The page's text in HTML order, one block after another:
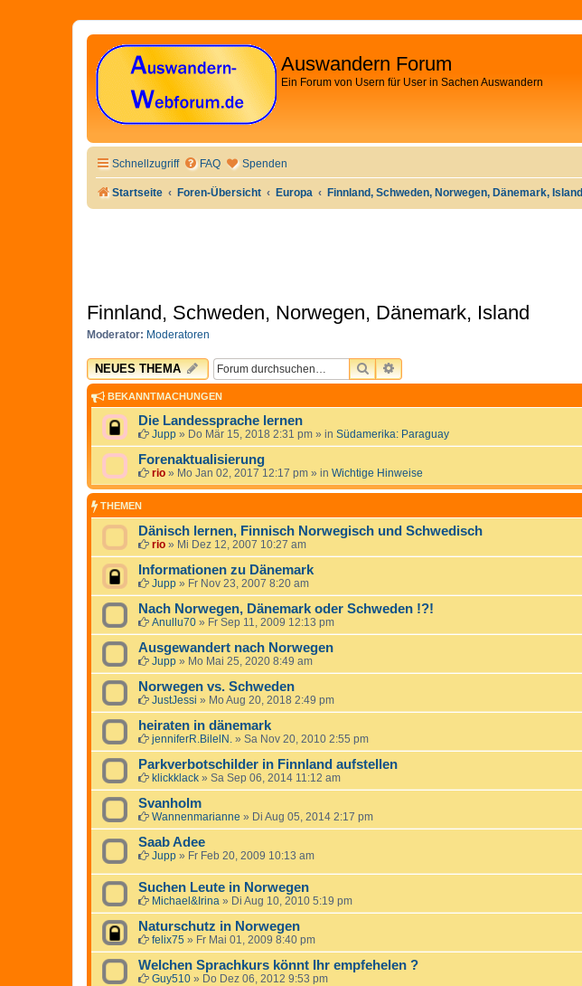
Auswandern Forum
Ein Forum von Usern für User in Sachen Auswandern
Schnellzugriff FAQ Spenden
Startseite Foren-Übersicht Europa Finnland, Schweden, Norwegen, Dänemark, Island
Finnland, Schweden, Norwegen, Dänemark, Island
Moderator: Moderatoren
NEUES THEMA SUCHEERWEITERTE SUCHE
BEKANNTMACHUNGEN
Die Landessprache lernen
Jupp » Do Mär 15, 2018 2:31 pm » in Südamerika: Paraguay
Forenaktualisierung
rio » Mo Jan 02, 2017 12:17 pm » in Wichtige Hinweise
THEMEN
Dänisch lernen, Finnisch Norwegisch und Schwedisch
rio » Mi Dez 12, 2007 10:27 am
Informationen zu Dänemark
Jupp » Fr Nov 23, 2007 8:20 am
Nach Norwegen, Dänemark oder Schweden !?!
Anullu70 » Fr Sep 11, 2009 12:13 pm
Ausgewandert nach Norwegen
Jupp » Mo Mai 25, 2020 8:49 am
Norwegen vs. Schweden
JustJessi » Mo Aug 20, 2018 2:49 pm
heiraten in dänemark
jenniferR.BilelN. » Sa Nov 20, 2010 2:55 pm
Parkverbotschilder in Finnland aufstellen
klickklack » Sa Sep 06, 2014 11:12 am
Svanholm
Wannenmarianne » Di Aug 05, 2014 2:17 pm
Saab Adee
Jupp » Fr Feb 20, 2009 10:13 am
Suchen Leute in Norwegen
Michael&Irina » Di Aug 10, 2010 5:19 pm
Naturschutz in Norwegen
felix75 » Fr Mai 01, 2009 8:40 pm
Welchen Sprachkurs könnt Ihr empfehelen ?
Guy510 » Do Dez 06, 2012 9:53 pm